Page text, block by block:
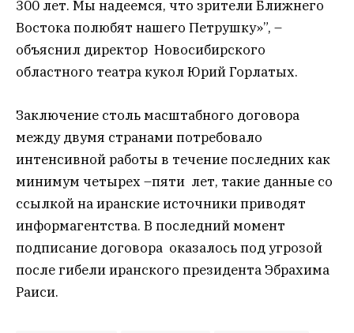
300 лет. Мы надеемся, что зрители Ближнего
Востока полюбят нашего Петрушку»”, –
объяснил директор Новосибирского
областного театра кукол Юрий Горлатых.
Заключение столь масштабного договора
между двумя странами потребовало
интенсивной работы в течение последних как
минимум четырех –пяти лет, такие данные со
ссылкой на иранские источники приводят
информагентства. В последний момент
подписание договора оказалось под угрозой
после гибели иранского президента Эбрахима
Раиси.